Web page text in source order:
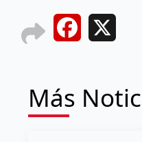
Facebook
Más